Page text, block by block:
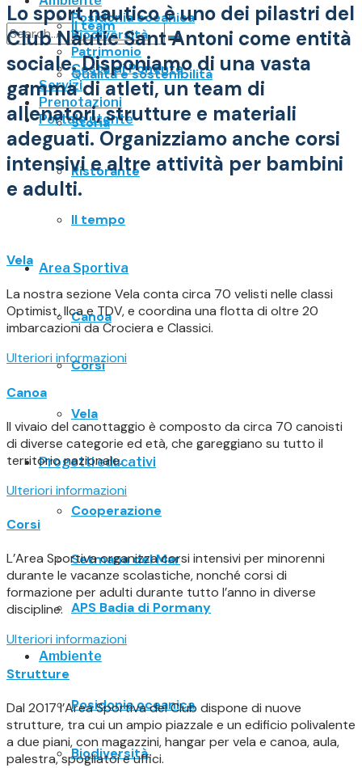
No Result
View All Result
Posidonia oceanica
Biodiversità
Patrimonio
Costa di Ponente
Servizi
Prenotazioni
Portale utente
Il team
Qualità e sostenibilità
Storia
Ristorante
Il tempo
Area Sportiva
Canoa
Corsi
Vela
Progetti educativi
Cooperazione
Setmana del Mar
APS Badia di Pormany
Ambiente
Posidonia oceanica
Biodiversità
Lo sport nautico è uno dei pilastri del
Club Nàutic Sant Antoni come entità
sociale. Disponiamo di una vasta
gamma di atleti, un team di
allenatori, strutture e materiali
adeguati. Organizziamo anche corsi
intensivi e altre attività per bambini
e adulti.
Vela
La nostra sezione Vela conta circa 70 velisti nelle classi
Optimist, Ilca e TDV, e coordina una flotta di oltre 20
imbarcazioni da Crociera e Classici.
Ulteriori informazioni
Canoa
Il vivaio del canottaggio è composto da circa 70 canoisti
di diverse categorie ed età, che gareggiano su tutto il
territorio nazionale.
Ulteriori informazioni
Corsi
L’Area Sportiva organizza corsi intensivi per minorenni
durante le vacanze scolastiche, nonché corsi di
formazione per adulti durante tutto l’anno in diverse
discipline.
Ulteriori informazioni
Strutture
Dal 2017 l’Area Sportiva del Club dispone di nuove
strutture, tra cui un ampio piazzale e un edificio polivalente
a due piani, con magazzini, hangar per vela e canoa, aula,
palestra, spogliatoi e uffici.